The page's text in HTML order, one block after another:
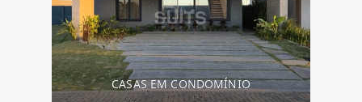
CASAS EM CONDOMÍNIO